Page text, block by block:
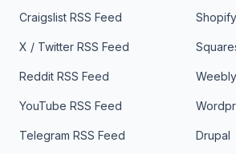
Craigslist RSS Feed
X / Twitter RSS Feed
Reddit RSS Feed
YouTube RSS Feed
Telegram RSS Feed
Shopify
Weebly
Drupal